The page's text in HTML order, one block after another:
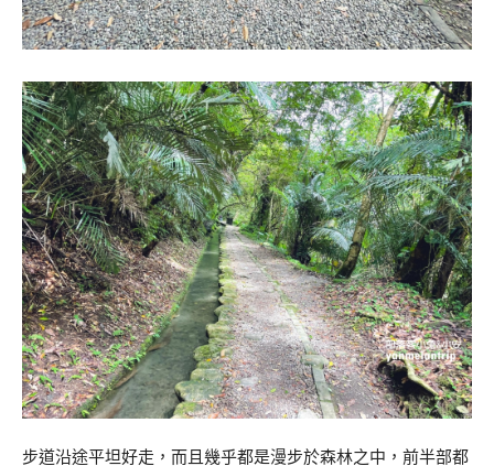
步道沿途平坦好走，而且幾乎都是漫步於森林之中，前半部都